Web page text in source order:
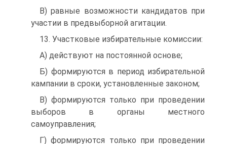
B) равные возможности кандидатов при
участии в предвыборной агитации.
13. Участковые избирательные комиссии:
A) действуют на постоянной основе;
Б) формируются в период избирательной
кампании в сроки, установленные законом;
B) формируются только при проведении
выборов в органы местного
самоуправления;
Г) формируются только при проведении